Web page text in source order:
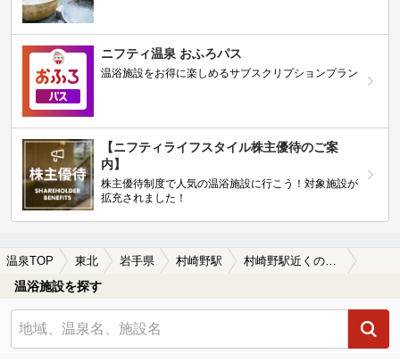
ニフティ温泉 おふろパス
温浴施設をお得に楽しめるサブスクリプションプラン
【ニフティライフスタイル株主優待のご案
内】
株主優待制度で人気の温浴施設に行こう！対象施設が
拡充されました！
温泉TOP 東北 岩手県 村崎野駅
温浴施設を探す